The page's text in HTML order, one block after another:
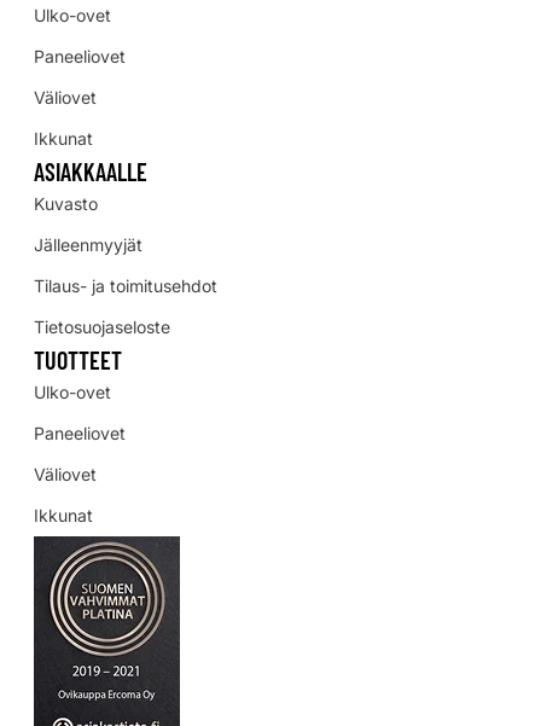
Ulko-ovet
Paneeliovet
Väliovet
Ikkunat
ASIAKKAALLE
Kuvasto
Jälleenmyyjät
Tilaus- ja toimitusehdot
Tietosuojaseloste
TUOTTEET
Ulko-ovet
Paneeliovet
Väliovet
Ikkunat